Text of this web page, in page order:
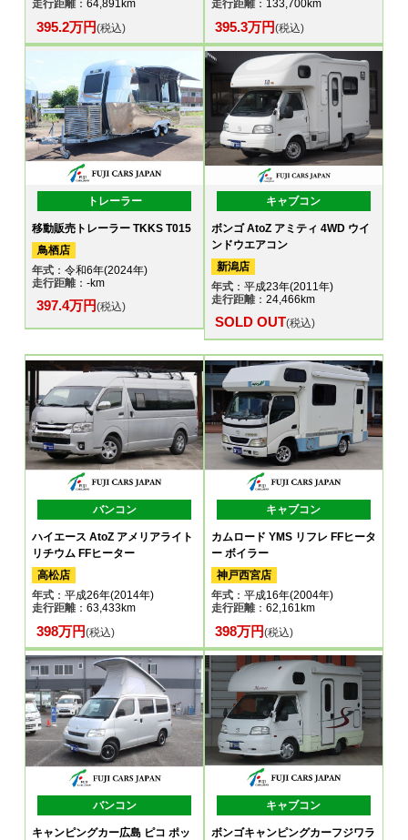
走行距離：64,891km
395.2万円(税込)
走行距離：133,700km
395.3万円(税込)
トレーラー
移動販売トレーラー TKKS T015
鳥栖店
年式 ：令和6年(2024年)
走行距離：-km
397.4万円(税込)
キャブコン
ボンゴ AtoZ アミティ 4WD ウイ
ンドウエアコン
新潟店
年式：平成23年(2011年)
走行距離：24,466km
SOLD OUT(税込)
バンコン
ハイエース AtoZ アメリアライト
リチウム FFヒーター
高松店
年式 ：平成26年(2014年)
走行距離：63,433km
398万円(税込)
キャブコン
カムロード YMS リフレ FFヒータ
ー ボイラー
神戸西宮店
年式：平成16年(2004年)
走行距離：62,161km
398万円(税込)
バンコン
キャンピングカー広島 ピコ ポッ
キャブコン
ボンゴキャンピングカーフジワラ